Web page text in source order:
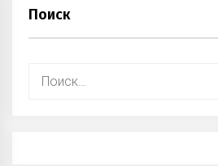
Поиск
Найти: